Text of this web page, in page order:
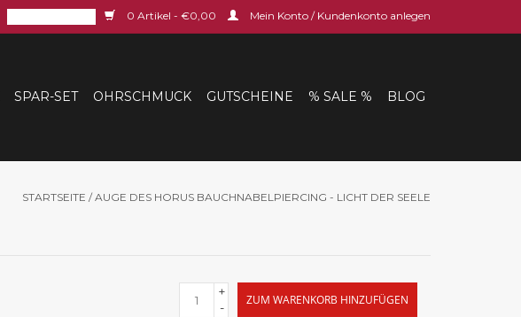
0 Artikel - €0,00 Mein Konto / Kundenkonto anlegen
SPAR-SET OHRSCHMUCK GUTSCHEINE % SALE % BLOG
STARTSEITE /AUGE DES HORUS BAUCHNABELPIERCING - LICHT DER SEELE
+
-
ZUM WARENKORB HINZUFÜGEN